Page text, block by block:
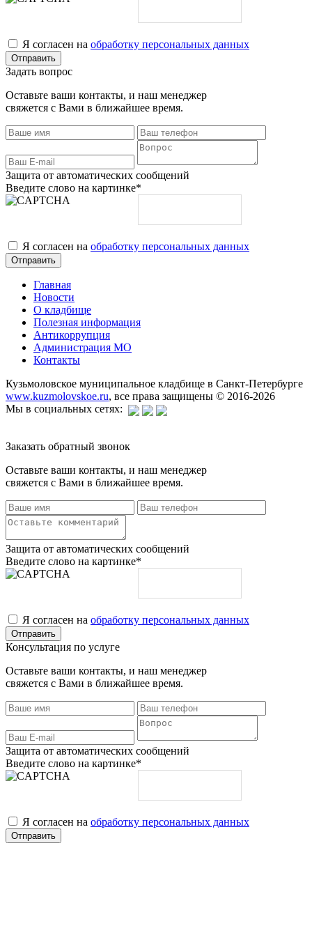
Я согласен на обработку персональных данных
Задать вопрос
Оставьте ваши контакты, и наш менеджер
свяжется с Вами в ближайшее время.
Защита от автоматических сообщений
Введите слово на картинке*
Я согласен на обработку персональных данных
Главная
Новости
О кладбище
Полезная информация
Антикоррупция
Администрация МО
Контакты
Кузьмоловское муниципальное кладбище в Санкт-Петербурге
www.kuzmolovskoe.ru, все права защищены © 2016-2026
Мы в социальных сетях:
Заказать обратный звонок
Оставьте ваши контакты, и наш менеджер
свяжется с Вами в ближайшее время.
Защита от автоматических сообщений
Введите слово на картинке*
Я согласен на обработку персональных данных
Консультация по услуге
Оставьте ваши контакты, и наш менеджер
свяжется с Вами в ближайшее время.
Защита от автоматических сообщений
Введите слово на картинке*
Я согласен на обработку персональных данных